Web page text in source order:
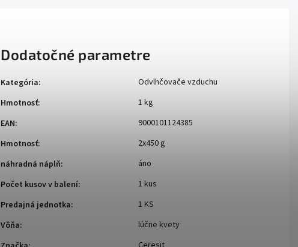
Dodatočné parametre
Kategória:
Odvlhčovače vzduchu
Hmotnosť:
1 kg
EAN:
9000101124385
Hmotnosť:
2x450 g
náhradná náplň:
áno
Počet kusov v balení:
1 kus
Predajná jednotka:
1 KS
Vôňa:
lúčne kvety